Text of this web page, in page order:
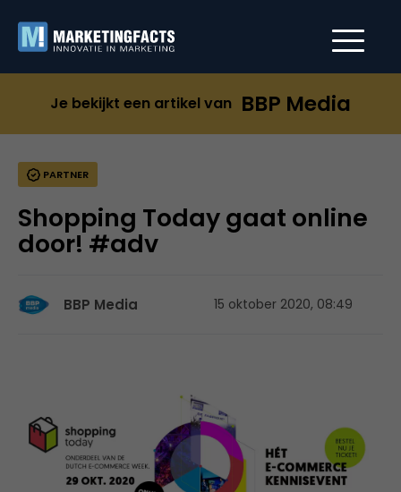
Je bekijkt een artikel van BBP Media
PARTNER
Shopping Today gaat online
door! #adv
BBP Media 15 oktober 2020, 08:49